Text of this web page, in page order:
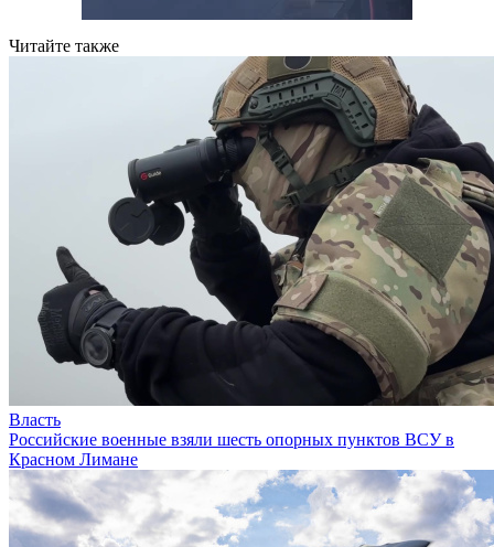
Читайте также
Власть
Российские военные взяли шесть опорных пунктов ВСУ в
Красном Лимане